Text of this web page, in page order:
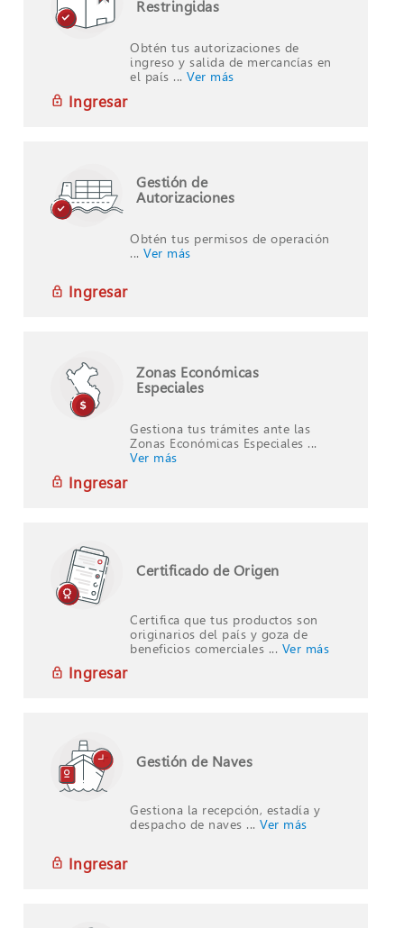
Restringidas
Obtén tus autorizaciones de
ingreso y salida de mercancías en
el país ... Ver más
Ingresar
Gestión de
Autorizaciones
Obtén tus permisos de operación
... Ver más
Ingresar
Zonas Económicas
Especiales
Gestiona tus trámites ante las
Zonas Económicas Especiales ...
Ver más
Ingresar
Certificado de Origen
Certifica que tus productos son
originarios del país y goza de
beneficios comerciales ... Ver más
Ingresar
Gestión de Naves
Gestiona la recepción, estadía y
despacho de naves ... Ver más
Ingresar